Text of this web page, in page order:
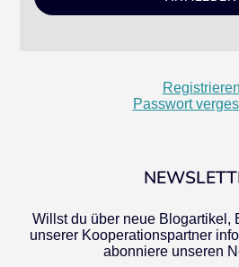
Registrieren
Passwort
Willst du über neue Blogartikel,
unserer Kooperationspartner
abonniere unseren